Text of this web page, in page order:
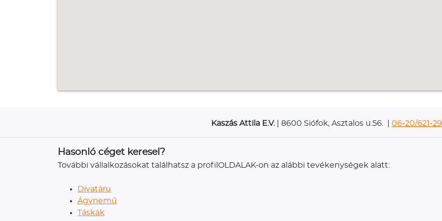
Kaszás Attila E.V. | 8600 Siófok, Asztalos u.56. | 06-20/621-
Hasonló céget keresel?
További vállalkozásokat találhatsz a profilOLDALAK-on az alábbi tevékenységek alatt:
Divatáru
Ágynemű
Táskák